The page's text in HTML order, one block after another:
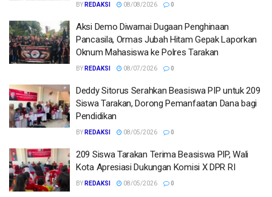
BY REDAKSI 08/08/2026 0
Aksi Demo Diwarnai Dugaan Penghinaan
Pancasila, Ormas Jubah Hitam Gepak Laporkan
Oknum Mahasiswa ke Polres Tarakan
BY REDAKSI 08/07/2026 0
Deddy Sitorus Serahkan Beasiswa PIP untuk 209
Siswa Tarakan, Dorong Pemanfaatan Dana bagi
Pendidikan
BY REDAKSI 08/05/2026 0
209 Siswa Tarakan Terima Beasiswa PIP, Wali
Kota Apresiasi Dukungan Komisi X DPR RI
BY REDAKSI 08/05/2026 0